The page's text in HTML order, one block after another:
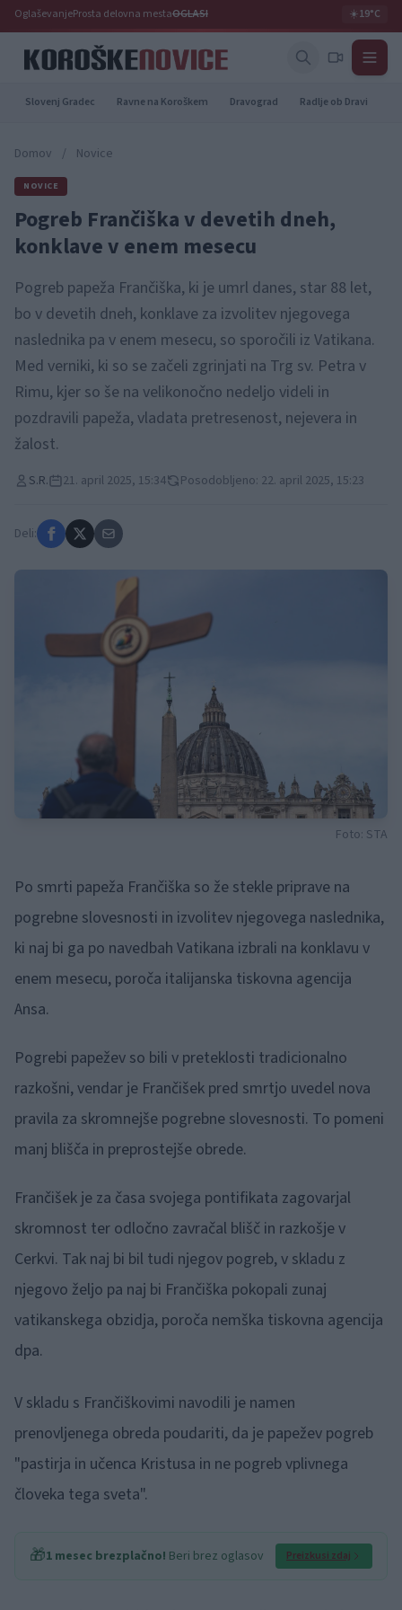
OglaševanjeProsta delovna mestaOGLASI ☀️19°C
Slovenj Gradec Ravne na Koroškem Dravograd Radlje ob Dravi
Domov / Novice
NOVICE
Pogreb Frančiška v devetih dneh,
konklave v enem mesecu
Pogreb papeža Frančiška, ki je umrl danes, star 88 let,
bo v devetih dneh, konklave za izvolitev njegovega
naslednika pa v enem mesecu, so sporočili iz Vatikana.
Med verniki, ki so se začeli zgrinjati na Trg sv. Petra v
Rimu, kjer so še na velikonočno nedeljo videli in
pozdravili papeža, vladata pretresenost, nejevera in
žalost.
S.R. 21. april 2025, 15:34 Posodobljeno: 22. april 2025, 15:23
Deli:
Foto: STA
Po smrti papeža Frančiška so že stekle priprave na
pogrebne slovesnosti in izvolitev njegovega naslednika,
ki naj bi ga po navedbah Vatikana izbrali na konklavu v
enem mesecu, poroča italijanska tiskovna agencija
Ansa.
Pogrebi papežev so bili v preteklosti tradicionalno
razkošni, vendar je Frančišek pred smrtjo uvedel nova
pravila za skromnejše pogrebne slovesnosti. To pomeni
manj blišča in preprostejše obrede.
Frančišek je za časa svojega pontifikata zagovarjal
skromnost ter odločno zavračal blišč in razkošje v
Cerkvi. Tak naj bi bil tudi njegov pogreb, v skladu z
njegovo željo pa naj bi Frančiška pokopali zunaj
vatikanskega obzidja, poroča nemška tiskovna agencija
dpa.
V skladu s Frančiškovimi navodili je namen
prenovljenega obreda poudariti, da je papežev pogreb
"pastirja in učenca Kristusa in ne pogreb vplivnega
človeka tega sveta".
🎁1 mesec brezplačno! Beri brez oglasov Preizkusi zdaj